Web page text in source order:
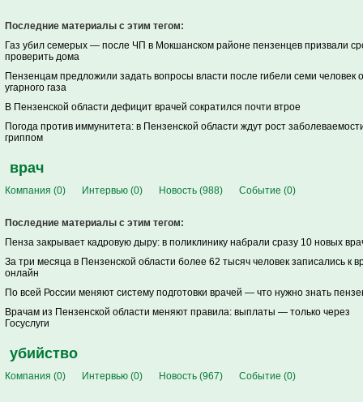
Последние материалы с этим тегом:
Газ убил семерых — после ЧП в Мокшанском районе пензенцев призвали
проверить дома
Пензенцам предложили задать вопросы власти после гибели семи человек
угарного газа
В Пензенской области дефицит врачей сократился почти втрое
Погода против иммунитета: в Пензенской области ждут рост
гриппом
врач
Компания (0) Интервью (0) Новость (988) Событие (0)
Последние материалы с этим тегом:
Пенза закрывает кадровую дыру: в поликлинику набрали сразу 10 новых
За три месяца в Пензенской области более 62 тысяч человек записались к
онлайн
По всей России меняют систему подготовки врачей — что нужно знать
Врачам из Пензенской области меняют правила: выплаты — только через
Госуслуги
убийство
Компания (0) Интервью (0) Новость (967) Событие (0)